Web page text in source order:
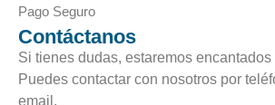
Pago Seguro
Contáctanos
Si tienes dudas, estaremos
Puedes contactar con nosotros por
email.